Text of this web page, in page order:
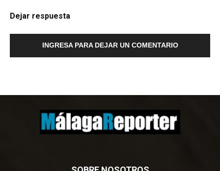
Dejar respuesta
INGRESA PARA DEJAR UN COMENTARIO